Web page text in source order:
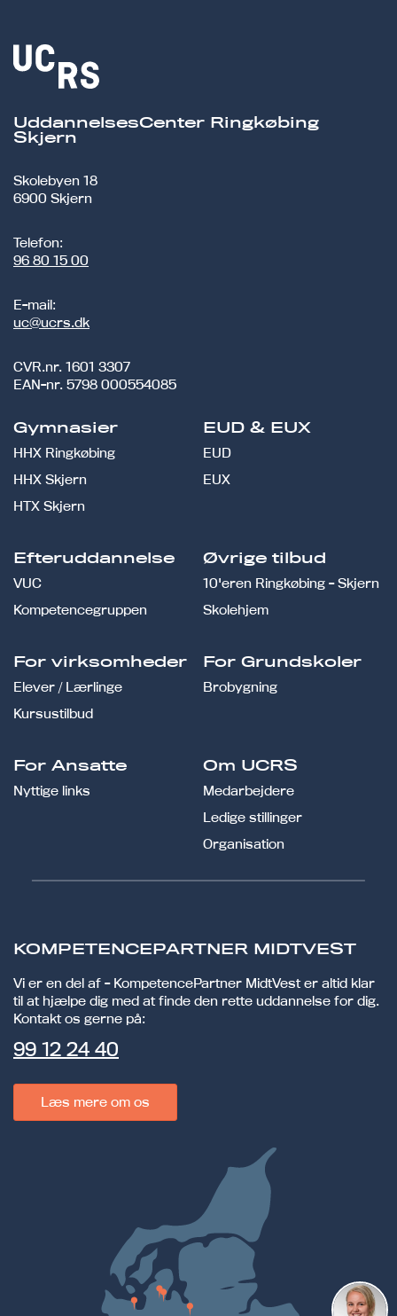
UddannelsesCenter Ringkøbing
Skjern
Skolebyen 18
6900 Skjern
Telefon:
96 80 15 00
E-mail:
uc@ucrs.dk
CVR.nr. 1601 3307
EAN-nr. 5798 000554085
Gymnasier
HHX Ringkøbing
HHX Skjern
HTX Skjern
EUD & EUX
EUD
EUX
Efteruddannelse
VUC
Kompetencegruppen
Øvrige tilbud
10'eren Ringkøbing - Skjern
Skolehjem
For virksomheder
Elever / Lærlinge
Kursustilbud
For Grundskoler
Brobygning
For Ansatte
Nyttige links
Om UCRS
Medarbejdere
Ledige stillinger
Organisation
KOMPETENCEPARTNER MIDTVEST
Vi er en del af - KompetencePartner MidtVest er altid klar
til at hjælpe dig med at finde den rette uddannelse for dig.
Kontakt os gerne på:
99 12 24 40
Læs mere om os